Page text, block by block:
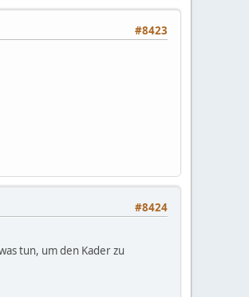
#8423
#8424
tun, um den Kader zu